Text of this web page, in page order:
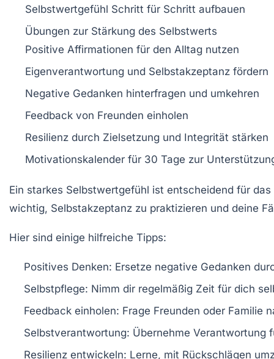
Selbstwertgefühl Schritt für Schritt aufbauen
Übungen zur Stärkung des Selbstwerts
Positive Affirmationen für den Alltag nutzen
Eigenverantwortung und Selbstakzeptanz fördern
Negative Gedanken hinterfragen und umkehren
Feedback von Freunden einholen
Resilienz durch Zielsetzung und Integrität stärken
Motivationskalender für 30 Tage zur
Ein starkes Selbstwertgefühl ist entscheidend für
wichtig, Selbstakzeptanz zu praktizieren und deine
Hier sind einige hilfreiche Tipps:
Positives Denken: Ersetze negative Gedanken
Selbstpflege: Nimm dir regelmäßig Zeit für dich
Feedback einholen: Frage Freunden oder Familie
Selbstverantwortung: Übernehme Verantwortung
Resilienz entwickeln: Lerne, mit Rückschlägen